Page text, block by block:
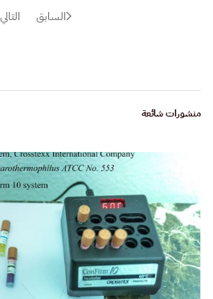
السابق التالي
منشورات شائعة